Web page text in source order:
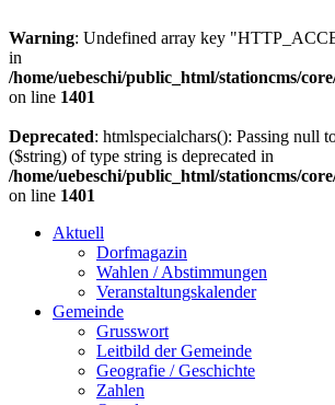
Warning: Undefined array key
in
/home/uebeschi/public_html/stationcms/
on line 1401
Deprecated: htmlspecialchars(): Passing null
($string) of type string is deprecated in
/home/uebeschi/public_html/stationcms/
on line 1401
Aktuell
Dorfmagazin
Wahlen / Abstimmungen
Veranstaltungskalender
Gemeinde
Grusswort
Leitbild der Gemeinde
Geografie / Geschichte
Zahlen